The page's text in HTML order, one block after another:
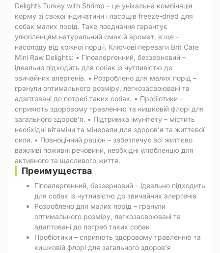
Delights Turkey with Shrimp – це унікальна комбінація
корму зі свіжої індичатини і ласощів freeze-dried для
собак малих порід. Таке поєднання гарантує
улюбленцям натуральний смак й аромат, а ще –
насолоду від кожної порції. Ключові переваги Brit Care
Mini Raw Delights: • Гіпоалергенний, беззерновий –
ідеально підходить для собак із чутливістю до
звичайних алергенів. • Розроблено для малих порід –
гранули оптимального розміру, легкозасвоювані та
адаптовані до потреб таких собак. • Пробіотики –
сприяють здоровому травленню та кишковій флорі для
загального здоров’я. • Підтримка імунітету – містить
необхідні вітаміни та мінерали для здоров’я та життєвої
сили. • Повноцінний раціон – забезпечує всі життєво
важливі поживні речовини, необхідні улюбленцю для
активного та щасливого життя.
Преимущества
Гіпоалергенний, беззерновий – ідеально підходить
для собак із чутливістю до звичайних алергенів
Розроблено для малих порід – гранули
оптимального розміру, легкозасвоювані та
адаптовані до потреб таких собак
Пробіотики – сприяють здоровому травленню та
кишковій флорі для загального здоров’я